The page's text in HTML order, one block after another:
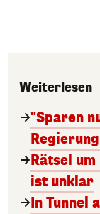
Weiterlesen
"Sparen
Rätsel
ist unklar
In Tunnel